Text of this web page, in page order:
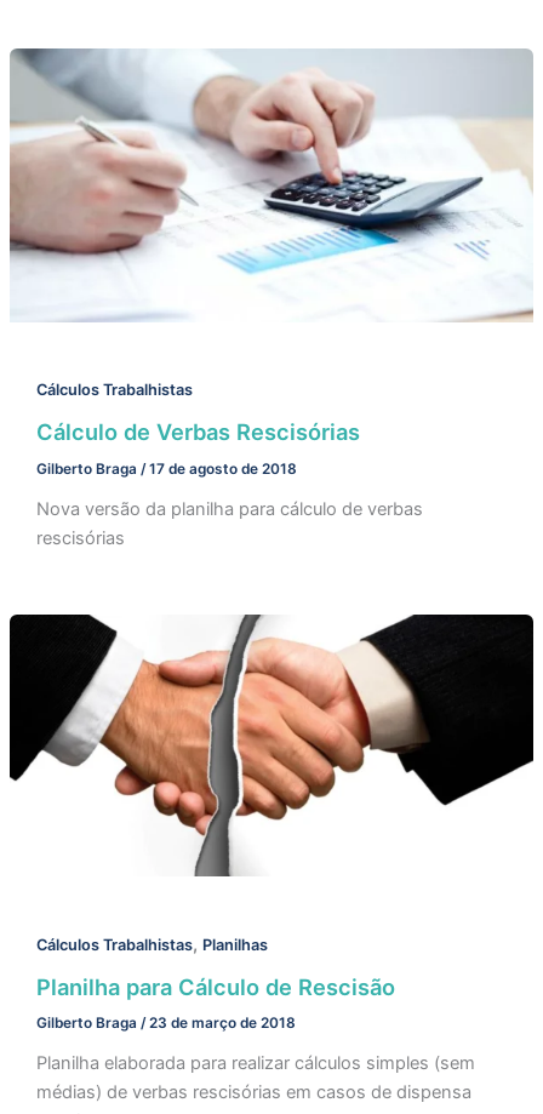
Cálculos Trabalhistas
Cálculo de Verbas Rescisórias
Gilberto Braga /17 de agosto de 2018
Nova versão da planilha para cálculo de verbas
rescisórias
Cálculos Trabalhistas, Planilhas
Planilha para Cálculo de Rescisão
Gilberto Braga /23 de março de 2018
Planilha elaborada para realizar cálculos simples (sem
médias) de verbas rescisórias em casos de dispensa